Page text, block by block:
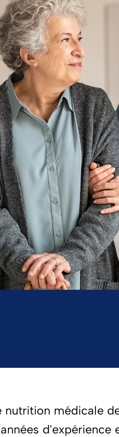
médicale